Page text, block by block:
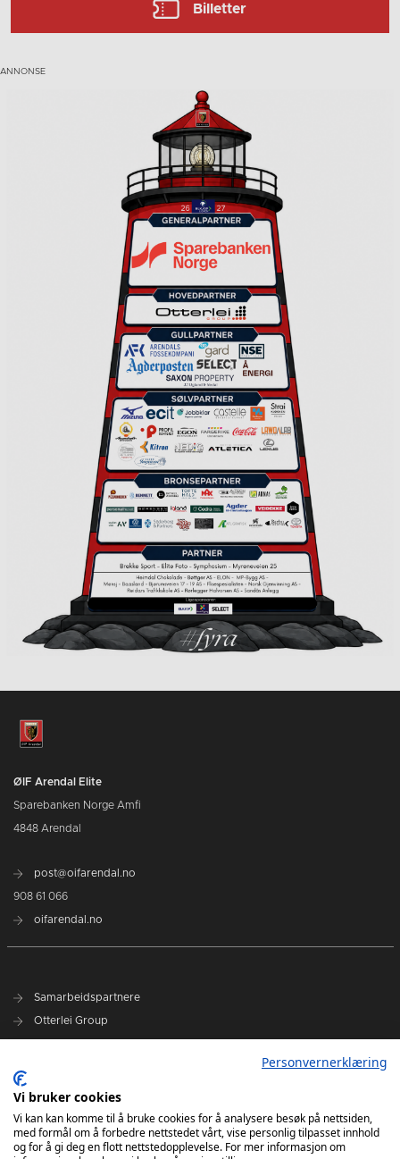
Billetter
ØIF Arendal Elite
Sparebanken Norge Amfi
4848 Arendal
post@oifarendal.no
908 61 066
oifarendal.no
Samarbeidspartnere
Otterlei Group
Nyhetsarkiv
Terminliste
Personvernerklæring
Vi bruker cookies
Vi kan kan komme til å bruke cookies for å analysere besøk på nettsiden,
med formål om å forbedre nettstedet vårt, vise personlig tilpasset innhold
og for å gi deg en flott nettstedopplevelse. For mer informasjon om